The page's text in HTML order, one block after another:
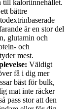
till kaloriinnehållet.
bättre
är en stor del
glutamin och
och
mest.
Väldigt
få i dig mer
bäst för bulk,
mat inte räcker
pass stor att den